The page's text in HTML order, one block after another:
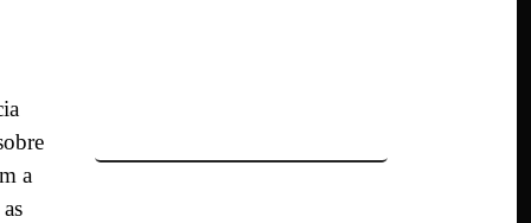
a